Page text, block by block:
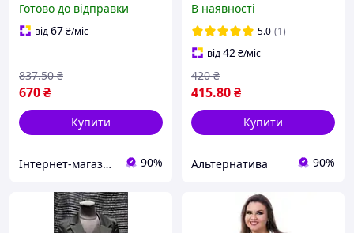
коттоном на пряжці
повітропроникний не
Готово до відправки
від67₴/міс
670₴
837.50 ₴
Купити
Інтернет-магазин Clothes-Mall 90%
В наявності
5.0 (1)
від42₴/міс
415.80₴
420 ₴
Купити
Альтернатива 90%